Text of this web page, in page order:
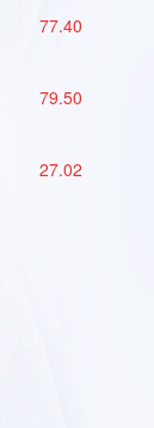
77.40
79.50
27.02